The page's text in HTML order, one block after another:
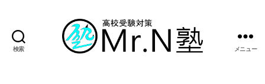
検索 メニュー